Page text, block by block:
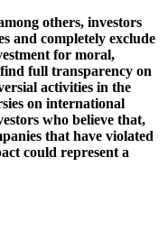
others, investors
and completely exclude
for moral,
full transparency on
activities in the
on international
who believe that,
that have violated
could represent a